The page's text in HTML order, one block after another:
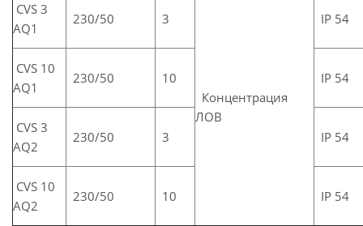
CVS 3
AQ1
230/50 3
Концентрация
ЛОВ
IP 54
CVS 10
AQ1
230/50 10 IP 54
CVS 3
AQ2
230/50 3 IP 54
CVS 10
AQ2
230/50 10 IP 54